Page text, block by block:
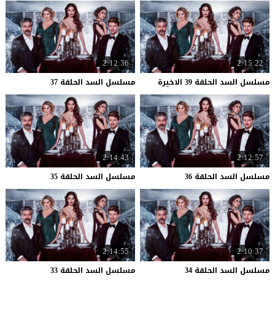
2:15:22
مسلسل السد الحلقة 39 الاخيرة
2:12:36
مسلسل السد الحلقة 37
2:12:57
مسلسل السد الحلقة 36
2:14:43
مسلسل السد الحلقة 35
2:10:37
مسلسل السد الحلقة 34
2:14:55
مسلسل السد الحلقة 33